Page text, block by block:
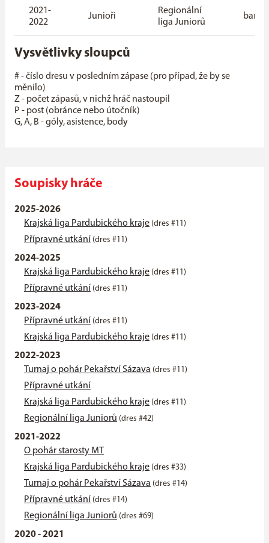
2021-
2022
Junioři
Regionální
liga Juniorů
baráž
Vysvětlivky sloupců
# - číslo dresu v posledním zápase (pro případ, že by se
měnilo)
Z - počet zápasů, v nichž hráč nastoupil
P - post (obránce nebo útočník)
G, A, B - góly, asistence, body
Soupisky hráče
2025-2026
Krajská liga Pardubického kraje (dres #11)
Přípravné utkání (dres #11)
2024-2025
Krajská liga Pardubického kraje (dres #11)
Přípravné utkání (dres #11)
2023-2024
Přípravné utkání (dres #11)
Krajská liga Pardubického kraje (dres #11)
2022-2023
Turnaj o pohár Pekařství Sázava (dres #11)
Přípravné utkání
Krajská liga Pardubického kraje (dres #11)
Regionální liga Juniorů (dres #42)
2021-2022
O pohár starosty MT
Krajská liga Pardubického kraje (dres #33)
Turnaj o pohár Pekařství Sázava (dres #14)
Přípravné utkání (dres #14)
Regionální liga Juniorů (dres #69)
2020 - 2021